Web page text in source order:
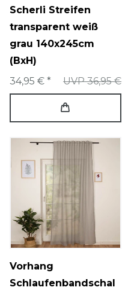
Scherli Streifen
transparent weiß
grau 140x245cm
(BxH)
UVP 36,95 €
34,95 € *
Vorhang
Schlaufenbandschal